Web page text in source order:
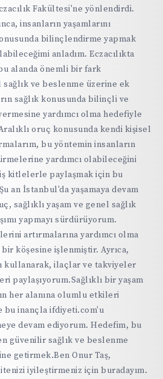
Fakültesi'ne yönlendirdi.
insanların yaşamlarını
bilinçlendirme yapmak
anladım. Eczacılıkta
alanda önemli bir fark
ve beslenme üzerine ek
sağlık konusunda bilinçli ve
yardımcı olma hedefiyle
oruç konusunda kendi kişisel
bu yöntemin insanların
yardımcı olabileceğini
kitlelerle paylaşmak için bu
an İstanbul'da yaşamaya devam
sağlıklı yaşam ve genel sağlık
yapmayı sürdürüyorum.
artırmalarına yardımcı olma
köşesine işlenmiştir. Ayrıca,
kullanarak, ilaçlar ve takviyeler
paylaşıyorum.Sağlıklı bir yaşam
her alanına olumlu etkileri
bu inançla ifdiyeti.com'u
devam ediyorum. Hedefim, bu
güvenilir sağlık ve beslenme
getirmek.Ben Onur Taş,
iyileştirmeniz için buradayım.